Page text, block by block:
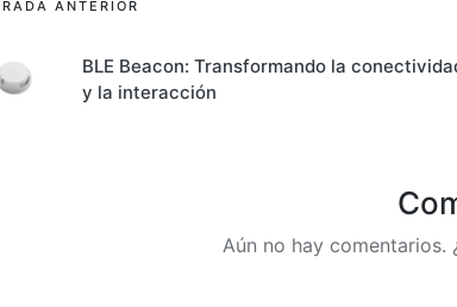
ANTERIOR
BLE Beacon: Transformando la
y la interacción
Aún no hay comentarios.